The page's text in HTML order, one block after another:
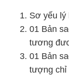
Sơ yếu lý
01 Bản
tương
01 Bản
tượng chỉ